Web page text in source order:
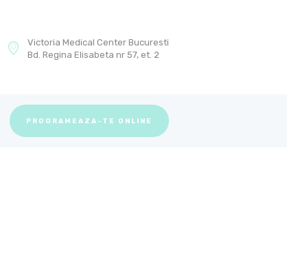
Victoria Medical Center Bucuresti
Bd. Regina Elisabeta nr 57, et. 2
PROGRAMEAZA-TE ONLINE